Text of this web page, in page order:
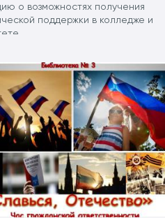
о возможностях получения
поддержки в колледже и